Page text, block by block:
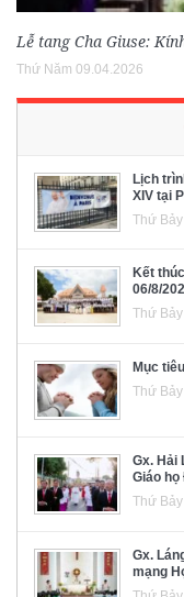
Lễ tang Cha Giuse:
Thứ Năm 09.04.2026
Lịch
XIV tại
Thứ
Kết
06/8/
Thứ
Mục
Thứ
Gx. Hải
Giáo
Thứ
Gx.
mạng